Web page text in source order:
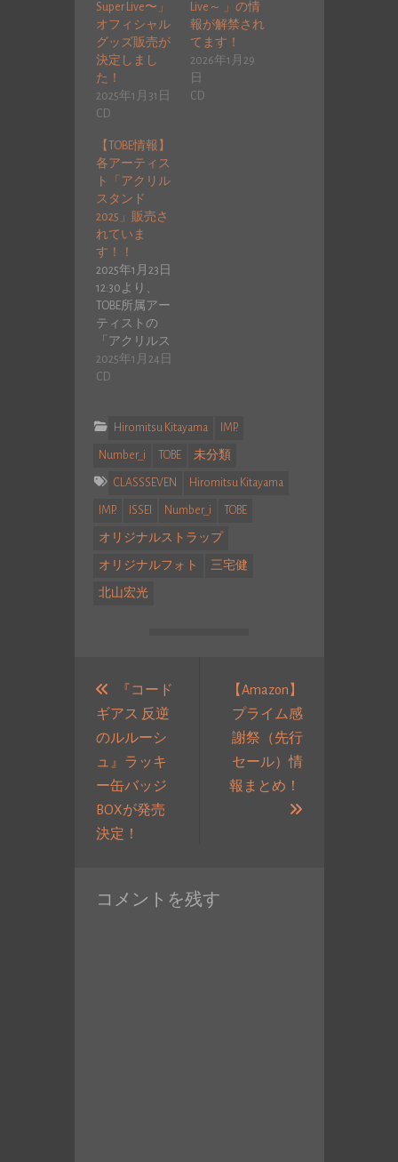
Super Live〜」
オフィシャル
グッズ販売が
決定しまし
た！
2025年1月31日
CD
Live～ 」の情
報が解禁され
てます！
2026年1月29
日
CD
【TOBE情報】
各アーティス
ト「アクリル
スタンド
2025」販売さ
れていま
す！！
2025年1月23日
12:30より、
TOBE所属アー
ティストの
「アクリルス
タンド2025」
販売されて…
2025年1月24日
CD
Hiromitsu Kitayama IMP.
Number_i TOBE 未分類
CLASSSEVEN Hiromitsu Kitayama
IMP. ISSEI Number_i TOBE
オリジナルストラップ
オリジナルフォト 三宅健
北山宏光
『コード
ギアス 反逆
のルルーシ
ュ』ラッキ
ー缶バッジ
BOXが発売
決定！
投
【Amazon】
プライム感
謝祭（先行
セール）情
報まとめ！
次
コメントを残す